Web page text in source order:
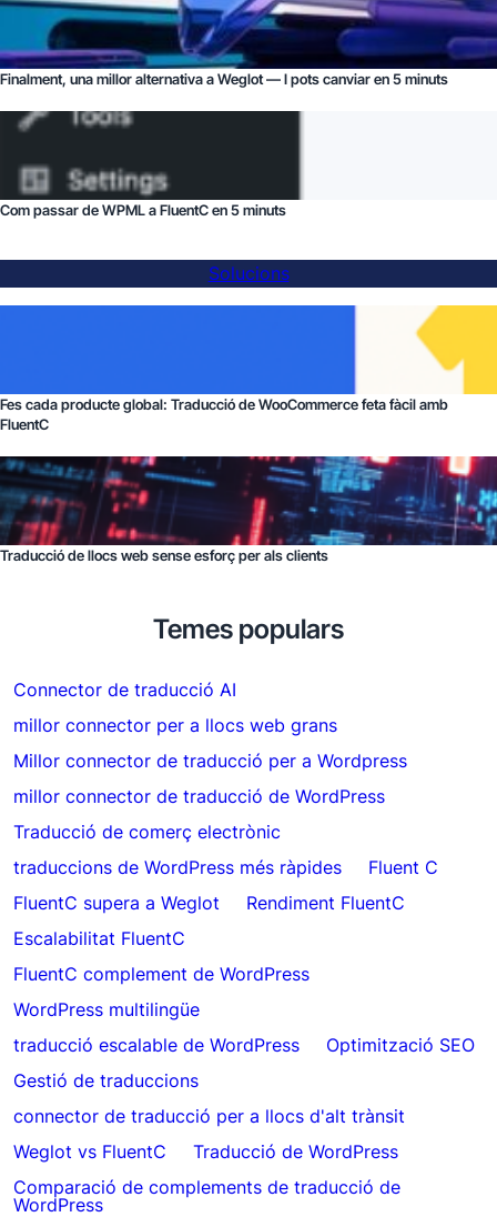
Finalment, una millor alternativa a Weglot — I pots canviar en 5 minuts
Com passar de WPML a FluentC en 5 minuts
Solucions
Fes cada producte global: Traducció de WooCommerce feta fàcil amb
FluentC
Traducció de llocs web sense esforç per als clients
Temes populars
Connector de traducció AI
millor connector per a llocs web grans
Millor connector de traducció per a Wordpress
millor connector de traducció de WordPress
Traducció de comerç electrònic
traduccions de WordPress més ràpides
Fluent C
FluentC supera a Weglot
Rendiment FluentC
Escalabilitat FluentC
FluentC complement de WordPress
WordPress multilingüe
traducció escalable de WordPress
Optimització SEO
Gestió de traduccions
connector de traducció per a llocs d'alt trànsit
Weglot vs FluentC
Traducció de WordPress
Comparació de complements de traducció de
WordPress